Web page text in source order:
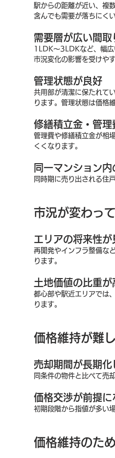
駅からの距離が近い、複
含んでも需要が落ちにく
需要層が広い間取
1LDK〜3LDKなど、幅広
市況変化の影響を受けや
管理状態が良好
共用部が清潔に保たれて
ります。管理状態は価格
修繕積立金・管理
管理費や修繕積立金が相
くくなります。
同一マンション
同時期に売り出される住
市況が変わっ
エリアの将来性が
再開発やインフラ整備な
ります。
土地価値の比重が
都心部や駅近エリアでは
ります。
価格維持が難
売却期間が長期化
同条件の物件と比べて売
価格交渉が前提に
初期段階から指値が多い
価格維持のた